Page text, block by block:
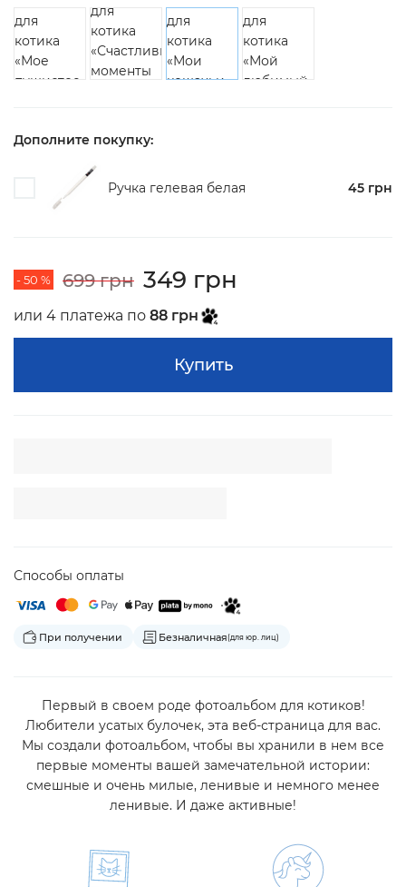
Дополните покупку:
Ручка гелевая белая 45 грн
- 50 % 699 грн 349 грн
или 4 платежа по 88 грн
Купить
Способы оплаты
При получении Безналичная(для юр. лиц)
Первый в своем роде фотоальбом для котиков!
Любители усатых булочек, эта веб-страница для вас.
Мы создали фотоальбом, чтобы вы хранили в нем все
первые моменты вашей замечательной истории:
смешные и очень милые, ленивые и немного менее
ленивые. И даже активные!